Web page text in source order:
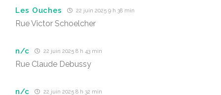
Les Ouches 22 juin 2025 9 h 38 min
Rue Victor Schoelcher
n/c 22 juin 2025 8 h 43 min
Rue Claude Debussy
n/c 22 juin 2025 8 h 32 min